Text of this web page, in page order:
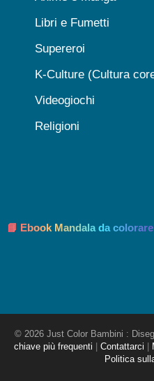
Libri e Fumetti
Supereroi
K-Culture (Cultura
Videogiochi
Religioni
📘 Ebook Mandala da
© 2026 Just Color Bambini :
chiave più frequenti
Contattarci
Politica